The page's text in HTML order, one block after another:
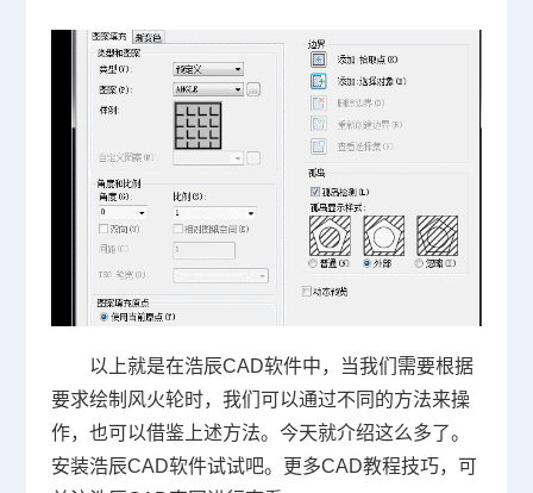
以上就是在浩辰CAD软件中，当我们需要根据
要求绘制风火轮时，我们可以通过不同的方法来操
作，也可以借鉴上述方法。今天就介绍这么多了。
安装浩辰CAD软件试试吧。更多CAD教程技巧，可